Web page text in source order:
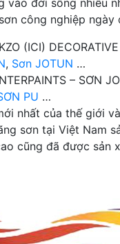
công nghiệp
(ICI)
, Sơn JOTUN …
– SƠN
PU …
nhất của thế giới
sơn tại Việt Nam
cũng đã được